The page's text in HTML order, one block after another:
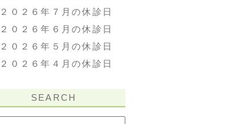
０２６年７月の休診日
０２６年６月の休診日
０２６年５月の休診日
０２６年４月の休診日
SEARCH